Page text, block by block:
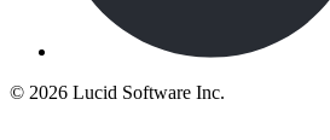
© 2026 Lucid Software Inc.